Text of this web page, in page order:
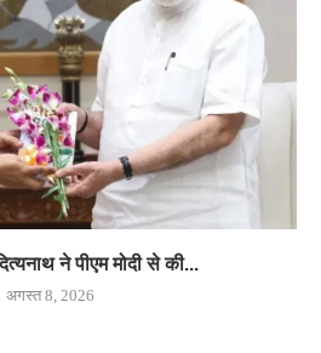
ने पीएम मोदी से की...
अगस्त 8, 2026